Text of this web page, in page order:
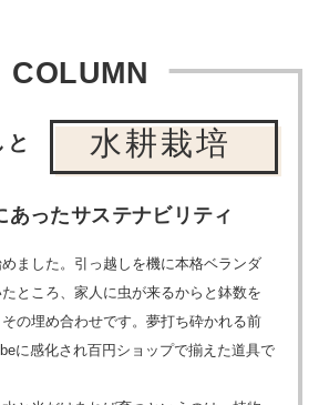
COLUMN
水耕栽培
あったサステナビリティ
ました。引っ越しを機に本格ベランダ
ところ、家人に虫が来るからと鉢数を
の埋め合わせです。夢打ち砕かれる前
に感化され百円ショップで揃えた道具で